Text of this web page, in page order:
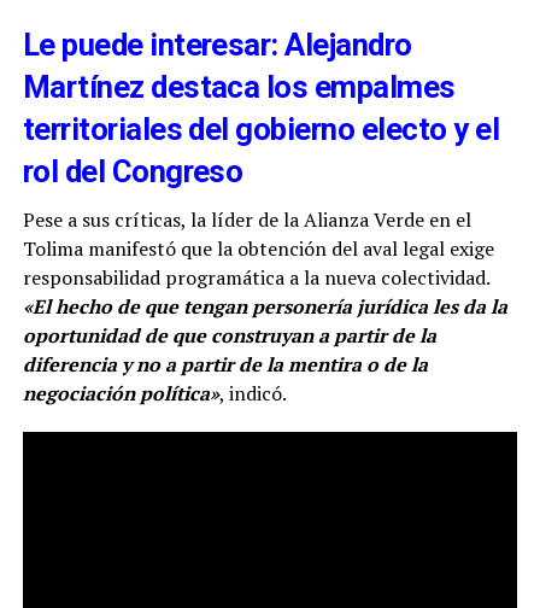
Le puede interesar: Alejandro
Martínez destaca los empalmes
territoriales del gobierno electo y el
rol del Congreso
Pese a sus críticas, la líder de la Alianza Verde en el
Tolima manifestó que la obtención del aval legal exige
responsabilidad programática a la nueva colectividad.
«El hecho de que tengan personería jurídica les da la
oportunidad de que construyan a partir de la
diferencia y no a partir de la mentira o de la
negociación política», indicó.